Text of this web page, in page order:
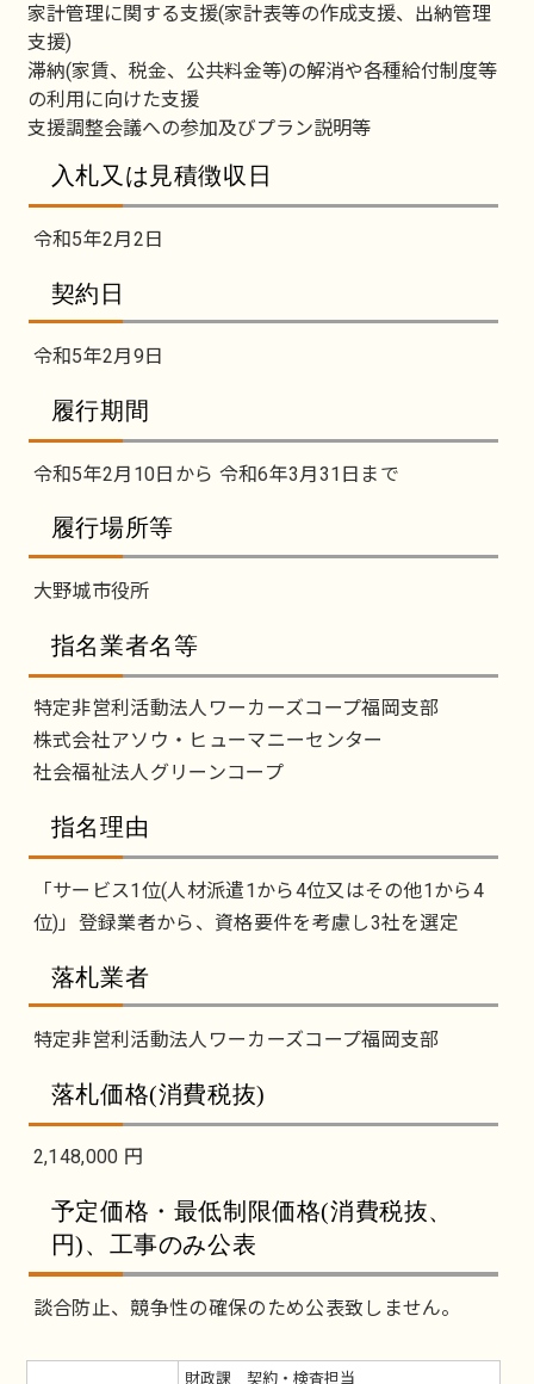
家計管理に関する支援(家計表等の作成支援、出納管理
支援)
滞納(家賃、税金、公共料金等)の解消や各種給付制度等
の利用に向けた支援
支援調整会議への参加及びプラン説明等
入札又は見積徴収日
令和5年2月2日
契約日
令和5年2月9日
履行期間
令和5年2月10日から 令和6年3月31日まで
履行場所等
大野城市役所
指名業者名等
特定非営利活動法人ワーカーズコープ福岡支部
株式会社アソウ・ヒューマニーセンター
社会福祉法人グリーンコープ
指名理由
「サービス1位(人材派遣1から4位又はその他1から4
位)」登録業者から、資格要件を考慮し3社を選定
落札業者
特定非営利活動法人ワーカーズコープ福岡支部
落札価格(消費税抜)
2,148,000 円
予定価格・最低制限価格(消費税抜、
円)、工事のみ公表
談合防止、競争性の確保のため公表致しません。
財政課 契約・検査担当